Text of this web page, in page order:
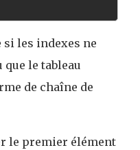
si les indexes ne
que le tableau
de chaîne de
le premier élément